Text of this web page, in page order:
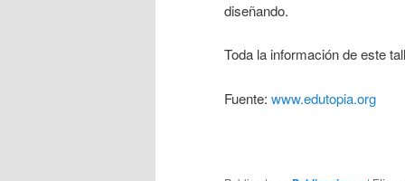
diseñando.
Toda la información de este
Fuente: www.edutopia.org